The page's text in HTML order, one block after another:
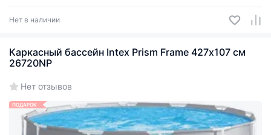
Нет в наличии
Каркасный бассейн Intex Prism Frame 427х107 см
26720NP
Нет отзывов
ПОДАРОК